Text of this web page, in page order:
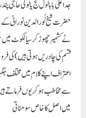
جد اعلیٰ بابا لول حج یا لولی
حضرت شیخ نُور الدین نورانی
نے کشمیر چھوڑ کر سیالکوٹ میں
قسم کی چادریں ہوتی ہیں ) کی
اعتراف اپنے کلام میں مختلف
سے مخاطب ہو کر یوں فرماتے
میں اصل کا خاص سومناتی